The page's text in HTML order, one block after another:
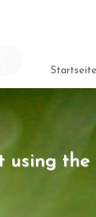
Startseite
using the